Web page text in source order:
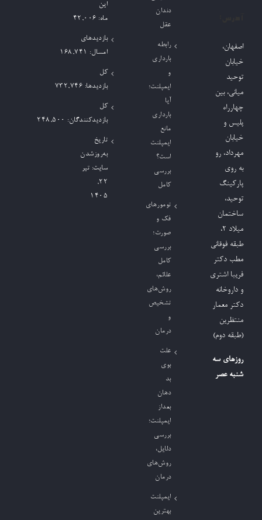
اصفهان،
خیابان
توحید
میانی، بین
چهارراه
پلیس و
خیابان
مهرداد، رو
به روی
پارکینگ
توحید،
ساختمان
میلاد ٢،
طبقه فوقانی
مطب دکتر
فریبا اشتری
و داروخانه
دکتر معمار
منتظرین
(طبقه دوم)
روزهای سه
شنبه عصر
دندان
عقل
رابطه
بارداری
و
ایمپلنت؛
آیا
بارداری
مانع
ایمپلنت
است؟
بررسی
کامل
تومورهای
فک و
صورت؛
بررسی
کامل
علائم،
روش‌های
تشخیص
و
درمان
علت
بوی
بد
دهان
بعداز
ایمپلنت؛
بررسی
دلایل،
روش‌های
درمان
ایمپلنت
بهترین
این
ماه: 42,006
بازدیدهای
امسال: 168,741
کل
بازدیدها: 732,746
کل
بازدیدکنند‌گان: 248,500
تاریخ
به‌روزشدن
سایت: تیر
۲۲,
۱۴۰۵